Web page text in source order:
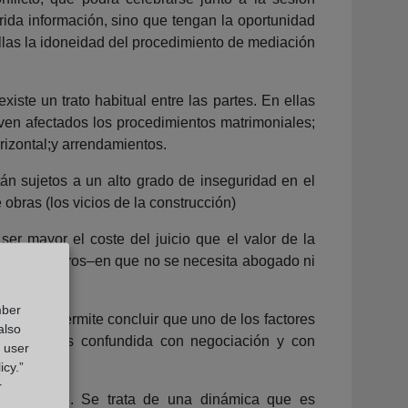
información, sino que tengan la oportunidad
la idoneidad del procedimiento de mediación
un trato habitual entre las partes. En ellas
afectados los procedimientos matrimoniales;
arrendamientos.
sujetos a un alto grado de inseguridad en el
(los vicios de la construcción)
mayor el coste del juicio que el valor de la
2000 euros–en que no se necesita abogado ni
permite concluir que uno de los factores
es confundida con negociación y con
Se trata de una dinámica que es
user